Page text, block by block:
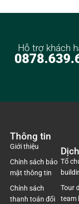
Hỗ trợ khách
Thông tin
Giới thiệu
Chính sách bảo
mật thông tin
Chính sách
thanh toán đổi
Tổ
Tour
team